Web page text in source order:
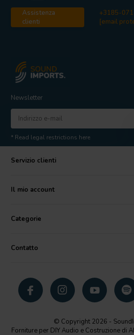
Assistenza
clienti
+3185-
[email
Newsletter
* Read legal restrictions here
Servizio clienti
Il mio account
Categorie
Contatto
© Copyright 2026 -
Forniture per DIY Audio e Costruzione di